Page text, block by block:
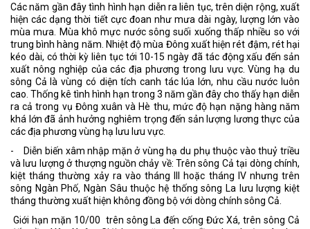
Các năm gần đây tình hình hạn diễn ra liên tục, trên diện rộng, xuất
hiện các dạng thời tiết cực đoan như mưa dài ngày, lượng lớn vào
mùa mưa. Mùa khô mực nước sông suối xuống thấp nhiều so với
trung bình hàng năm. Nhiệt độ mùa Đông xuất hiện rét đậm, rét hại
kéo dài, có thời kỳ liên tục tới 10-15 ngày đã tác động xấu đến sản
xuất nông nghiệp của các địa phương trong lưu vực. Vùng hạ du
sông Cả là vùng có diện tích canh tác lúa lớn, nhu cầu nước luôn
cao. Thống kê tình hình hạn trong 3 năm gần đây cho thấy hạn diễn
ra cả trong vụ Đông xuân và Hè thu, mức độ hạn nặng hàng năm
khá lớn đã ảnh hưởng nghiêm trọng đến sản lượng lương thực của
các địa phương vùng hạ lưu lưu vực.
- Diễn biến xâm nhập mặn ở vùng hạ du phụ thuộc vào thuỷ triều
và lưu lượng ở thượng nguồn chảy về: Trên sông Cả tại dòng chính,
kiệt tháng thường xảy ra vào tháng III hoặc tháng IV nhưng trên
sông Ngàn Phố, Ngàn Sâu thuộc hệ thống sông La lưu lượng kiệt
tháng thường xuất hiện không đồng bộ với dòng chính sông Cả.
Giới hạn mặn 10/00 trên sông La đến cống Đức Xá, trên sông Cả